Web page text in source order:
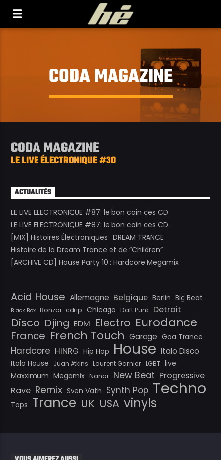
CODA MAGAZINE
CODA MAGAZINE
LE LIVE ÉLECTRONIQUE #30
ACTUALITÉS
LE LIVE ELECTRONIQUE #87: le bon coin des CD
LE LIVE ELECTRONIQUE #87: le bon coin des CD
[MIX] Histoires Électroniques : DREAM TRANCE
Histoire de la Dream Trance et de “Children”
[ARCHIVE CD] House Party 10 : Hardcore Megamix
Acid House Allemagne Belgique Berlin Big Beat
Black Box Bonzai cdrip Chicago Daft Punk Detroit
Disco Djing EDM Electro Eurodance
France French Touch Garage Goa Trance
Hardcore HiNRG Hip Hop House Italo Disco
Italo House Juan Atkins Laurent Garnier LGBT live
Maxximum Megamix Nanar New Beat Progressive
Rave Remix Sven Väth Synth Pop Techno
Tops Trance UK USA vinyls